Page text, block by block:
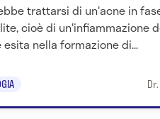
trattarsi di un'acne in
cioè di un'infiammazione
nella formazione di...